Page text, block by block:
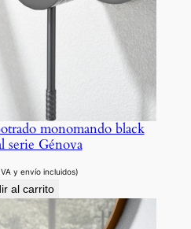
monomando black
serie Génova
y envío incluidos)
al carrito